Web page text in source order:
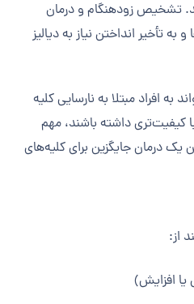
تشخیص زودهنگام و درمان
تأخیر انداختن نیاز به دیالیز
به افراد مبتلا به نارسایی کلیه
کیفیت‌تری داشته باشند، مهم
یک درمان جایگزین برای کلیه‌های
از:
افزایش)